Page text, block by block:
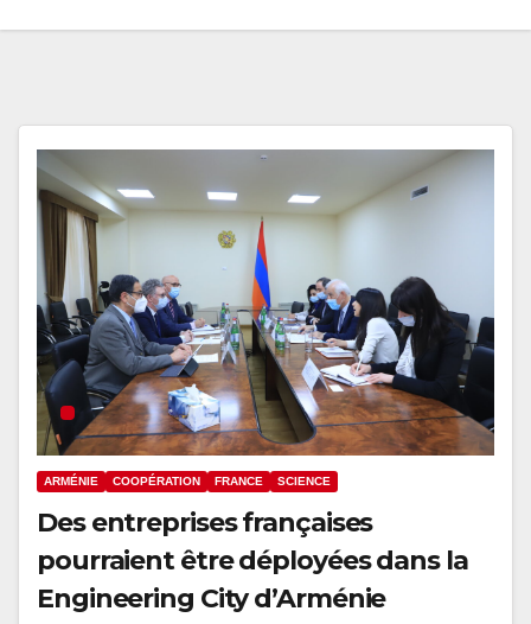
ARMÉNIE COOPÉRATION FRANCE SCIENCE
Des entreprises françaises
pourraient être déployées dans la
Engineering City d’Arménie